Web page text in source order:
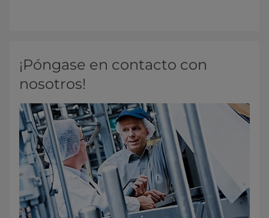
¡Póngase en contacto con
nosotros!